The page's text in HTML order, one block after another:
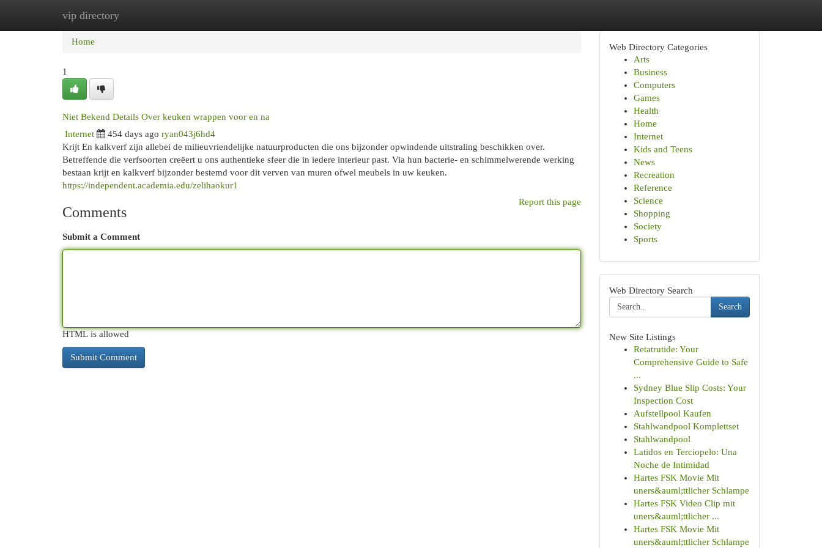
vip directory
Home
Home
1
Niet Bekend Details Over keuken wrappen voor en na
Internet 454 days ago ryan043j6hd4
Krijt En kalkverf zijn allebei de milieuvriendelijke natuurproducten die ons bijzonder opwindende uitstraling beschikken over.
Betreffende die verfsoorten creëert u ons authentieke sfeer die in iedere interieur past. Via hun bacterie- en schimmelwerende werking
bestaan krijt en kalkverf bijzonder bestemd voor dit verven van muren ofwel meubels in uw keuken.
https://independent.academia.edu/zelihaokur1
Report this page
Comments
Submit a Comment
HTML is allowed
Web Directory Categories
Arts
Business
Computers
Games
Health
Home
Internet
Kids and Teens
News
Recreation
Reference
Science
Shopping
Society
Sports
Web Directory Search
Search
New Site Listings
Retatrutide: Your
Comprehensive Guide to Safe
...
Sydney Blue Slip Costs: Your
Inspection Cost
Aufstellpool Kaufen
Stahlwandpool Komplettset
Stahlwandpool
Latidos en Terciopelo: Una
Noche de Intimidad
Hartes FSK Movie Mit
uners&auml;ttlicher Schlampe
Hartes FSK Video Clip mit
uners&auml;ttlicher ...
Hartes FSK Movie Mit
uners&auml;ttlicher Schlampe